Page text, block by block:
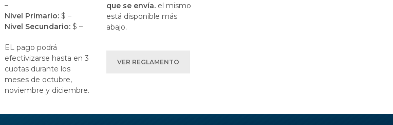
–
Nivel Primario: $ –
Nivel Secundario: $ –
EL pago podrá
efectivizarse hasta en 3
cuotas durante los
meses de octubre,
noviembre y diciembre.
que se envía.el mismo
está disponible más
abajo.
VER REGLAMENTO